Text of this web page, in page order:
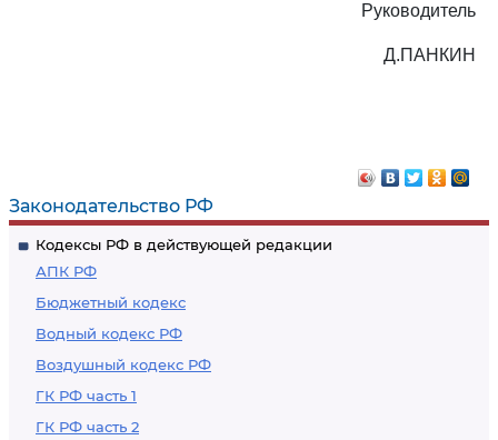
Законодательство РФ
Кодексы РФ в действующей редакции
АПК РФ
Бюджетный кодекс
Водный кодекс РФ
Воздушный кодекс РФ
ГК РФ часть 1
ГК РФ часть 2
Руководитель
Д.ПАНКИН